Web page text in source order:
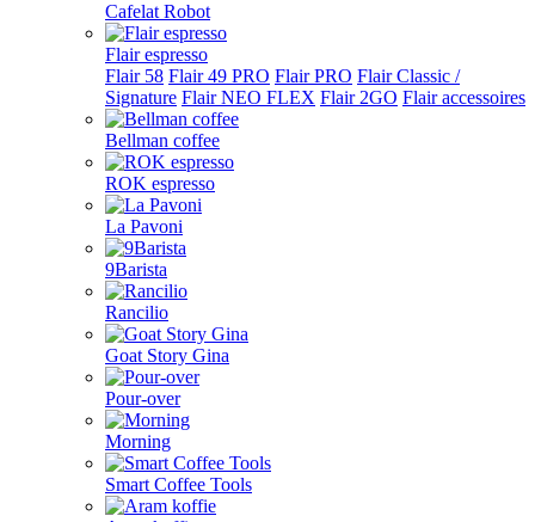
Cafelat Robot
Flair espresso
Flair 58 Flair 49 PRO Flair PRO Flair Classic /
Signature Flair NEO FLEX Flair 2GO Flair accessoires
Bellman coffee
ROK espresso
La Pavoni
9Barista
Rancilio
Goat Story Gina
Pour-over
Morning
Smart Coffee Tools